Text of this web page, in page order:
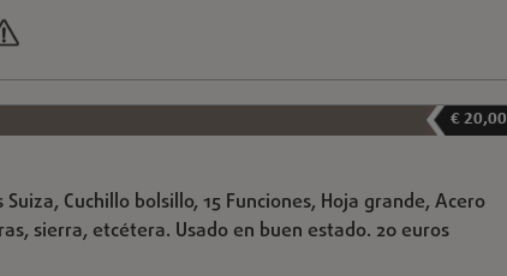
€ 20,00
Cuchillo bolsillo, 15 Funciones, Hoja grande, Acero
sierra, etcétera. Usado en buen estado. 20 euros